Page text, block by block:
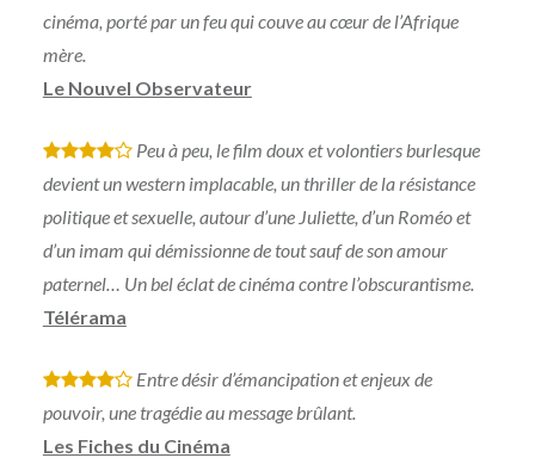
cinéma, porté par un feu qui couve au cœur de l’Afrique
mère.
Le Nouvel Observateur
* * * *
Peu à peu, le film doux et volontiers burlesque
devient un western implacable, un thriller de la résistance
politique et sexuelle, autour d’une Juliette, d’un Roméo et
d’un imam qui démissionne de tout sauf de son amour
paternel… Un bel éclat de ­cinéma contre l’obscurantisme.
Télérama
* * * *
Entre désir d’émancipation et enjeux de
pouvoir, une tragédie au message brûlant.
Les Fiches du Cinéma